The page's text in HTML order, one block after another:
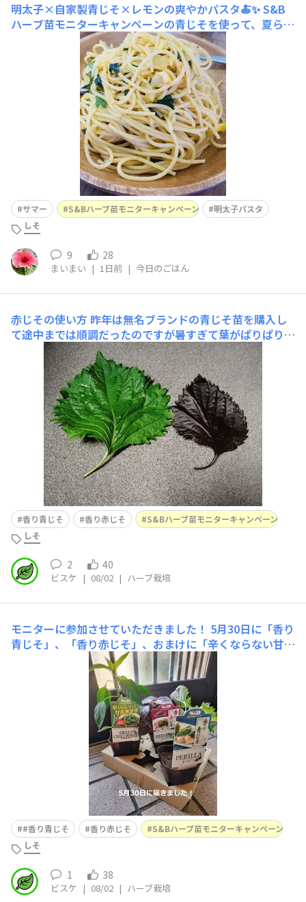
明太子×自家製青じそ×レモンの爽やかパスタ🍝✨S&B
ハーブ苗モニターキャンペーンの青じそを使って、夏らし
い一品を作りました🌿✨明太子ソースに、当選苗の青じそ
をたっぷり刻んで、レモンを切ってオリーブオイルで絡め
るだけのシンプルレシピ🍋明太子のコクと、青じその爽や
かな香り、レモンのフレッシュな酸味が絶妙にマッチし
て、この暑い時期にぴったりの
サマー S&Bハーブ苗モニターキャンペーン
明太子パスタ
しそ
9 28
まいまい | 1日前 | 今日のごはん
赤じその使い方 昨年は無名ブランドの青じそ苗を購入し
て途中までは順調だったのですが暑すぎて葉がぱりぱりに
なって枯らしてしまったんですよね…。今年は順調に育っ
てくれてとても嬉しいです。青じそはお魚はもちろん、お
肉とも合いますよー！赤じそは育てること自体が初めて
で、少しずつ大きくなる葉を見ながら何と一緒に漬けよう
香り青じそ 香り赤じそ
S&Bハーブ苗モニターキャンペーン
しそ
2 40
ビスケ | 08/02 | ハーブ栽培
モニターに参加させていただきました！ 5月30日に「香り
青じそ」、「香り赤じそ」、おまけに「辛くならない甘長
唐辛子」がエスビー食品さまから届きました！ありがとう
ございます。雨続きだったため、6月3日に植えることが出
来ました。6月10日には青じそ・赤じそともに手のひらサ
イズに成長したので、収穫してみました。青じそにいくら
やサーモン、マグロ
#香り青じそ 香り赤じそ
S&Bハーブ苗モニターキャンペーン
しそ
1 38
ビスケ | 08/02 | ハーブ栽培